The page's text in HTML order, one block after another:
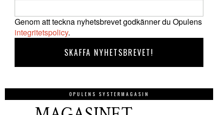
Genom att teckna nyhetsbrevet godkänner du Opulens
integritetspolicy.
OPULENS SYSTERMAGASIN